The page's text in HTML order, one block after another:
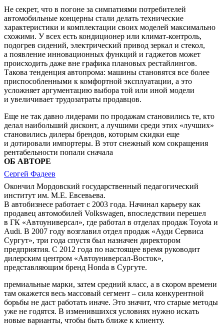
Не секрет, что в погоне за симпатиями потребителей
автомобильные концерны стали делать технические
характеристики и комплектации своих моделей максимально
схожими. У всех есть кондиционер или климат-контроль,
подогрев сидений, электрический привод зеркал и стекол,
а появление инновационных функций и гаджетов может
происходить даже вне графика плановых рестайлингов.
Такова тенденция автопрома: машины становятся все более
приспособленными к комфортной эксплуатации, а это
усложняет аргументацию выбора той или иной модели
и увеличивает трудозатраты продавцов.
Еще не так давно лидерами по продажам становились те, кто
делал наибольший дисконт, а лучшими среди этих «лучших»
становились дилеры брендов, которым скидки еще
и дотировали импортеры. В этот снежный ком сокращения
рентабельности попали сначала
ОБ АВТОРЕ
Сергей Фадеев
Окончил Мордовский государственный педагогический
институт им. М.Е. Евсевьева.
В автобизнесе работает с 2003 года. Начинал карьеру как
продавец автомобилей Volkswagen, впоследствии перешел
в ГК «Автоуниверсал», где работал в отделах продаж Toyota и
Audi. В 2007 году возглавил отдел продаж «Ауди Сервиса
Сургут», три года спустя был назначен директором
предприятия. С 2012 года по настоящее время руководит
дилерским центром «Автоуниверсал-Восток»,
представляющим бренд Honda в Сургуте.
премиальные марки, затем средний класс, а в скором времени
там окажется весь массовый сегмент – сила конкурентной
борьбы не даст работать иначе. Это значит, что старые методы
уже не годятся. В изменившихся условиях нужно искать
новые варианты, чтобы быть ближе к клиенту.